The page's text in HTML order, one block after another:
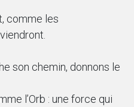
comme les
son chemin, donnons le
l’Orb : une force qui